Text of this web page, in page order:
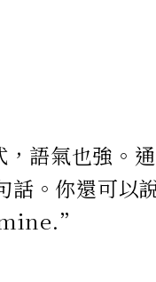
氣也強。通
話。你還可